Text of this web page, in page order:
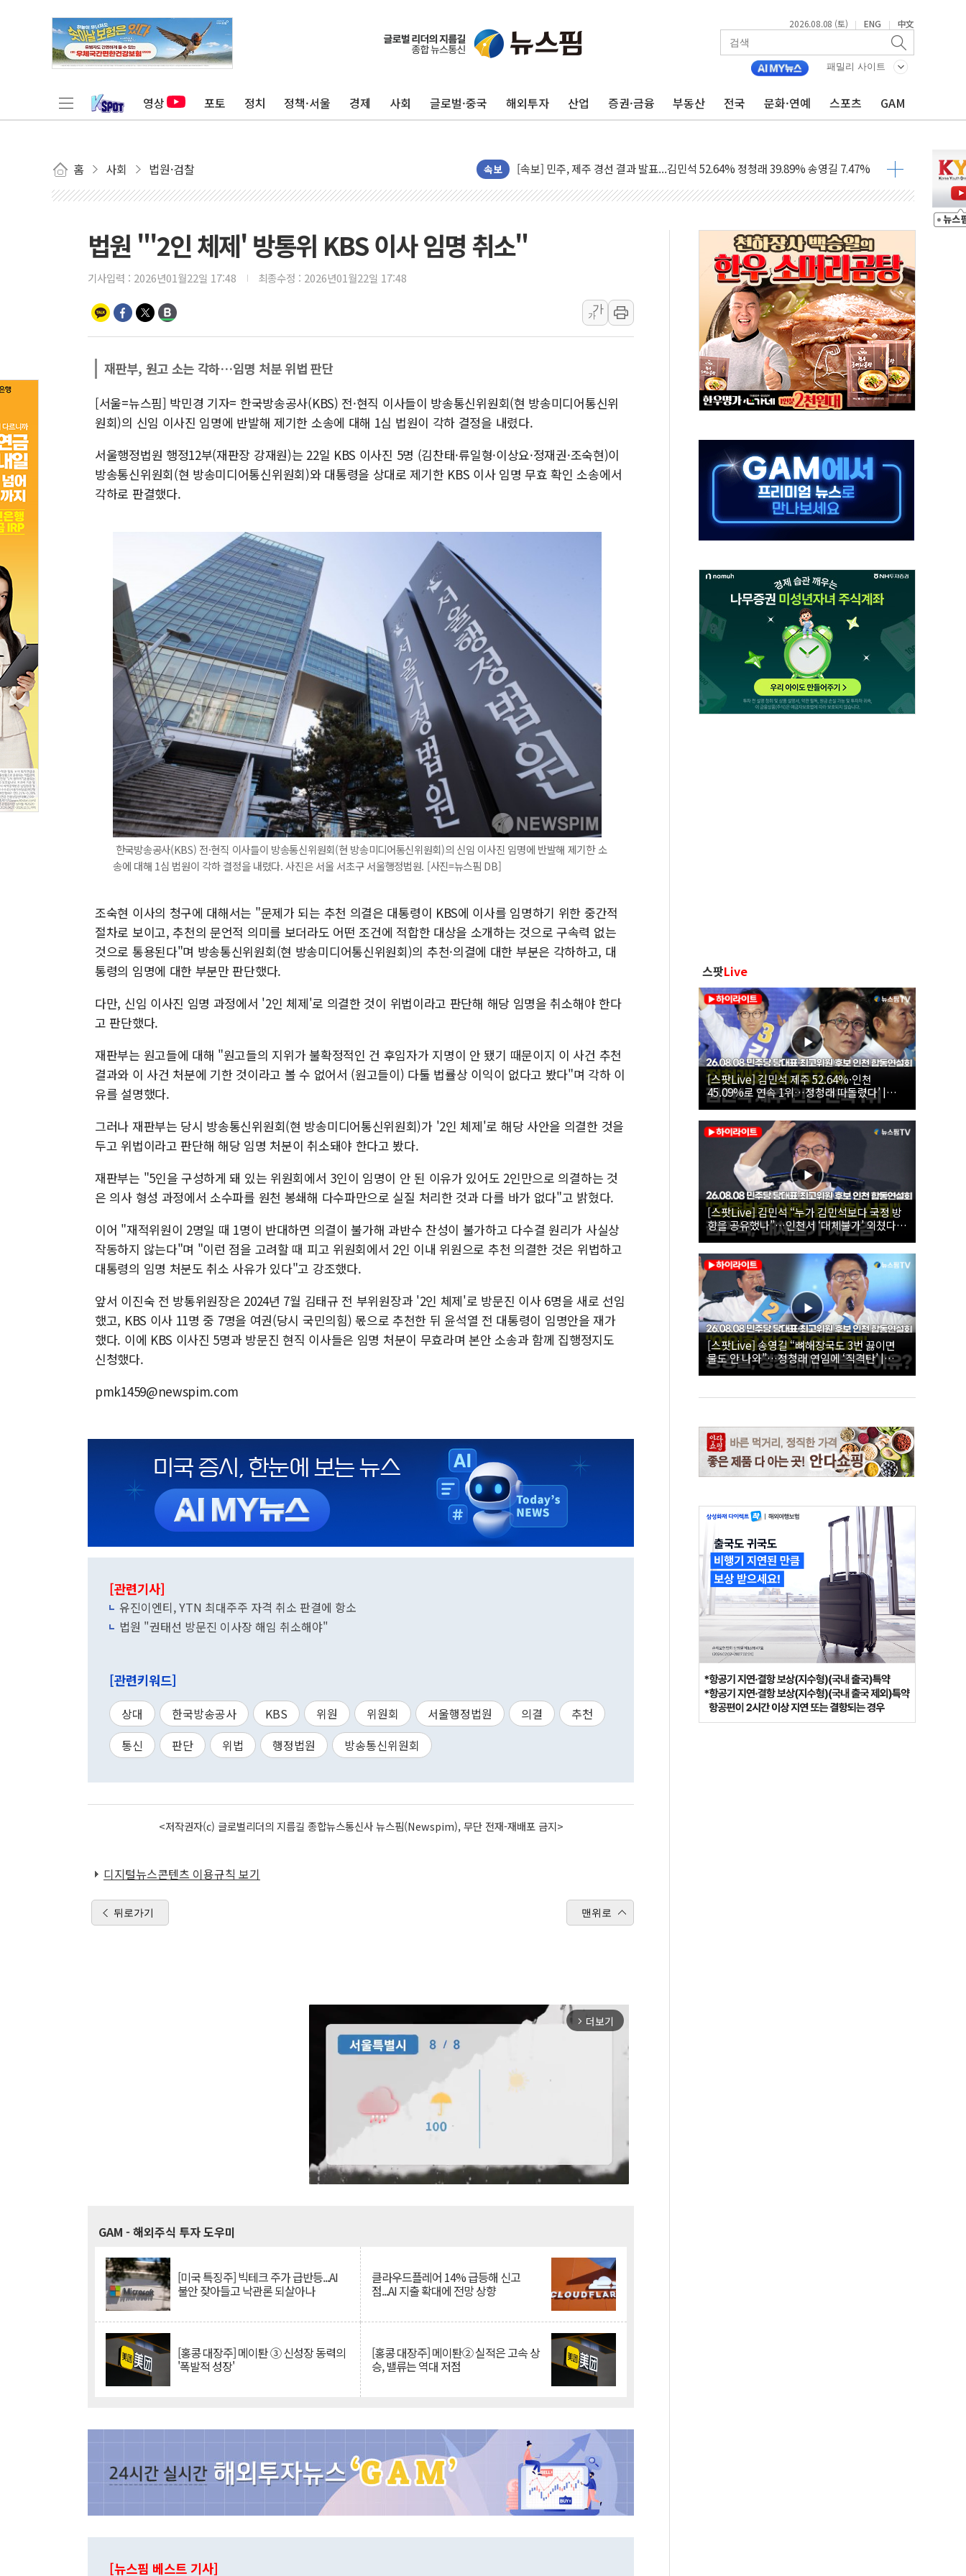
2026.08.08 (토) | ENG | 中文
패밀리 사이트
영상 포토 정치 정책·서울 경제 사회 글로벌·중국 해외투자 산업 증권·금융 부동산 전국 문화·연예 스포츠 GAM
홈 사회 법원·검찰 속보
인천 합동연설회 나선 송영길·정청래·김민석 당대표 후보
김민석, 2주차 제주·인천 경선서 정청래에 승리...47.75% vs 42.08%
[속보] 민주, 제주·인천 경선 결과 발표...김민석 47.75% 정청래 42.08%
[속보] 민주, 인천 경선 결과 발표...김민석 45.09% 정청래 43.27% 송영길 11.63%
이번주 국내 주요 금융일정(8.10~8.14)
美, 이란전 출구전략 만지작…공습 한계·탄약 부족 현실화
폐기물 수거하다 참변…60대 환경미화원 수거차에 치여 사망
서울 중랑구 주택가서 흉기 난동…60대 남성 2명 숨져
李대통령 "결혼 때문에 손해 보는 일 없게"…'결혼 페널티' 22개 과제 손본다
여수 오동도 인근 해상서 모터보트 전복…1명 사망·1명 실종
추미애, '위안부' 피해자 기림의 날 참석..."국제적 시민 연대로 목소리 내야"
인천 선재도 갯벌서 해루질 중 실종 60대 나흘만에 숨진 채 발견
인천서 말다툼 중 어머니 흉기 살해 10대 아들 체포
'화합' 꺼낸 김민석에 '뻔뻔' 받아친 정청래…제주 연설서 신경전 고조
李대통령, ISA 개편 재검토 지시…與 "적극 환영"·野 "졸속 국정"
동해중부 전 해상 풍랑주의보…10일까지 최대 3.5m 높은 물결
연일 폭염에 온열질환 사망 23명…정부, 비상대응기구 가동
법원 "'2인 체제' 방통위 KBS 이사 임명 취소"
기사입력 : 2026년01월22일 17:48 최종수정 : 2026년01월22일 17:48
가
가
재판부, 원고 소는 각하…임명 처분 위법 판단
[서울=뉴스핌] 박민경 기자= 한국방송공사(KBS) 전·현직 이사들이 방송통신위원회(현 방송미디어통신위
원회)의 신임 이사진 임명에 반발해 제기한 소송에 대해 1심 법원이 각하 결정을 내렸다.
서울행정법원 행정12부(재판장 강재원)는 22일 KBS 이사진 5명 (김찬태·류일형·이상요·정재권·조숙현)이
방송통신위원회(현 방송미디어통신위원회)와 대통령을 상대로 제기한 KBS 이사 임명 무효 확인 소송에서
각하로 판결했다.
한국방송공사(KBS) 전·현직 이사들이 방송통신위원회(현 방송미디어통신위원회)의 신임 이사진 임명에 반발해 제기한 소
송에 대해 1심 법원이 각하 결정을 내렸다. 사진은 서울 서초구 서울행정법원. [사진=뉴스핌 DB]
조숙현 이사의 청구에 대해서는 "문제가 되는 추천 의결은 대통령이 KBS에 이사를 임명하기 위한 중간적
절차로 보이고, 추천의 문언적 의미를 보더라도 어떤 조건에 적합한 대상을 소개하는 것으로 구속력 없는
것으로 통용된다"며 방송통신위원회(현 방송미디어통신위원회)의 추천·의결에 대한 부분은 각하하고, 대
통령의 임명에 대한 부분만 판단했다.
다만, 신임 이사진 임명 과정에서 '2인 체제'로 의결한 것이 위법이라고 판단해 해당 임명을 취소해야 한다
고 판단했다.
재판부는 원고들에 대해 "원고들의 지위가 불확정적인 건 후임자가 지명이 안 됐기 때문이지 이 사건 추천
결과와 이 사건 처분에 기한 것이라고 볼 수 없어서 (원고들이) 다툴 법률상 이익이 없다고 봤다"며 각하 이
유를 설명했다.
그러나 재판부는 당시 방송통신위원회(현 방송미디어통신위원회)가 '2인 체제'로 해당 사안을 의결한 것을
두고 위법이라고 판단해 해당 임명 처분이 취소돼야 한다고 봤다.
재판부는 "5인을 구성하게 돼 있는 위원회에서 3인이 임명이 안 된 이유가 있어도 2인만으로 의결하는 것
은 의사 형성 과정에서 소수파를 원천 봉쇄해 다수파만으로 실질 처리한 것과 다를 바가 없다"고 밝혔다.
이어 "재적위원이 2명일 때 1명이 반대하면 의결이 불가해 과반수 찬성이 불가하고 다수결 원리가 사실상
작동하지 않는다"며 "이런 점을 고려할 때 피고 위원회에서 2인 이내 위원으로 추천 의결한 것은 위법하고
대통령의 임명 처분도 취소 사유가 있다"고 강조했다.
앞서 이진숙 전 방통위원장은 2024년 7월 김태규 전 부위원장과 '2인 체제'로 방문진 이사 6명을 새로 선임
했고, KBS 이사 11명 중 7명을 여권(당시 국민의힘) 몫으로 추천한 뒤 윤석열 전 대통령이 임명안을 재가
했다. 이에 KBS 이사진 5명과 방문진 현직 이사들은 임명 처분이 무효라며 본안 소송과 함께 집행정지도
신청했다.
pmk1459@newspim.com
[관련기사]
유진이엔티, YTN 최대주주 자격 취소 판결에 항소
법원 "권태선 방문진 이사장 해임 취소해야"
[관련키워드]
상대 한국방송공사 KBS 위원 위원회 서울행정법원 의결
추천
통신
판단 위법 행정법원 방송통신위원회
<저작권자(c) 글로벌리더의 지름길 종합뉴스통신사 뉴스핌(Newspim), 무단 전재-재배포 금지>
디지털뉴스콘텐츠 이용규칙 보기
뒤로가기 맨위로
arrow_forward_ios 더보기
GAM - 해외주식 투자 도우미
[미국 특징주] 빅테크 주가 급반등...AI
불안 잦아들고 낙관론 되살아나
클라우드플레어 14% 급등해 신고
점...AI 지출 확대에 전망 상향
[홍콩 대장주] 메이퇀 ③ 신성장 동력의
'폭발적 성장'
[홍콩 대장주] 메이퇀② 실적은 고속 상
승, 밸류는 역대 저점
[뉴스핌 베스트 기사]
스팟Live
[스팟Live] 김민석 제주 52.64%·인천
45.09%로 연속 1위…정청래 따돌렸다’ |
26.08.08 더불어민주당 당대표·최고위원 후
보 인천 합동연설회
[스팟Live] 김민석 “누가 김민석보다 국정 방
향을 공유했나”…인천서 ‘대체불가’ 외쳤다 |
26.08.08 더불어민주당 당대표·최고위원 후
보 인천 합동연설회
[스팟Live] 송영길 “뼈해장국도 3번 끓이면
물도 안 나와”…정청래 연임에 ‘직격탄’ |
26.08.08 더불어민주당 당대표·최고위원 후